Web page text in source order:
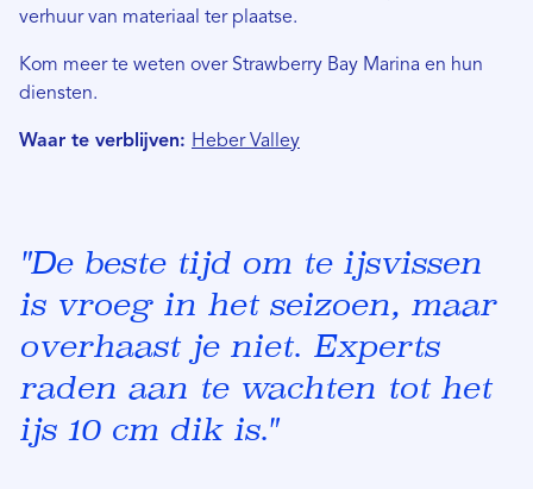
verhuur van materiaal ter plaatse.
Kom meer te weten over Strawberry Bay Marina en hun
diensten.
Waar te verblijven: Heber Valley
"De beste tijd om te ijsvissen
is vroeg in het seizoen, maar
overhaast je niet. Experts
raden aan te wachten tot het
ijs 10 cm dik is."